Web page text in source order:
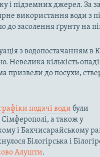
і підземних джерел. За
використання води з
до засолення ґрунту на
з водопостачанням в
Невелика кількість
призвели до посухи,
подачі води були
а також у
і Бахчисарайському
Білогірська і
Алушти.